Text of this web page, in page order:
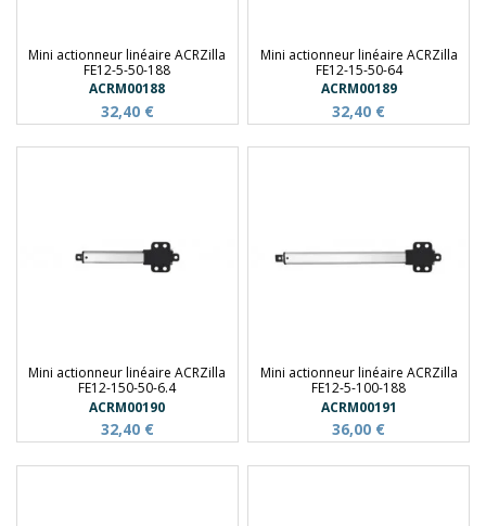
Mini actionneur linéaire ACRZilla
FE12-5-50-188
ACRM00188
32,40 €
Mini actionneur linéaire ACRZilla
FE12-15-50-64
ACRM00189
32,40 €
Mini actionneur linéaire ACRZilla
FE12-150-50-6.4
ACRM00190
32,40 €
Mini actionneur linéaire ACRZilla
FE12-5-100-188
ACRM00191
36,00 €